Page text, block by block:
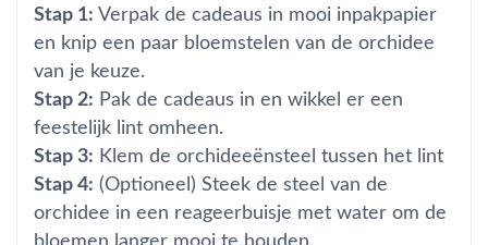
Stap 1: Verpak de cadeaus in mooi inpakpapier
en knip een paar bloemstelen van de orchidee
van je keuze.
Stap 2: Pak de cadeaus in en wikkel er een
feestelijk lint omheen.
Stap 3: Klem de orchideeënsteel tussen het lint
Stap 4: (Optioneel) Steek de steel van de
orchidee in een reageerbuisje met water om de